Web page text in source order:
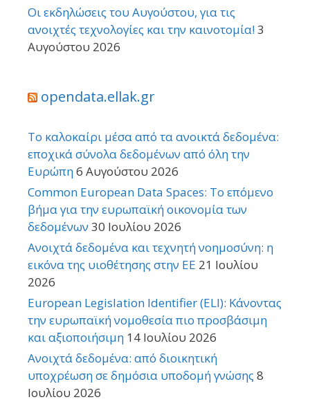
Οι εκδηλώσεις του Αυγούστου, για τις
ανοιχτές τεχνολογίες και την καινοτομία!3
Αυγούστου 2026
opendata.ellak.gr
Το καλοκαίρι μέσα από τα ανοικτά δεδομένα:
εποχικά σύνολα δεδομένων από όλη την
Ευρώπη6 Αυγούστου 2026
Common European Data Spaces: Το επόμενο
βήμα για την ευρωπαϊκή οικονομία των
δεδομένων 30 Ιουλίου 2026
Ανοιχτά δεδομένα και τεχνητή νοημοσύνη: η
εικόνα της υιοθέτησης στην ΕΕ 21 Ιουλίου
2026
European Legislation Identifier (ELI): Κάνοντας
την ευρωπαϊκή νομοθεσία πιο προσβάσιμη
και αξιοποιήσιμη 14 Ιουλίου 2026
Ανοιχτά δεδομένα: από διοικητική
υποχρέωση σε δημόσια υποδομή γνώσης 8
Ιουλίου 2026